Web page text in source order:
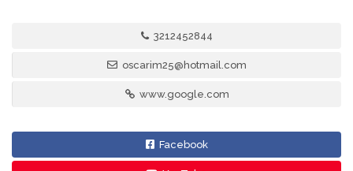
3212452844
oscarim25@hotmail.com
www.google.com
Facebook